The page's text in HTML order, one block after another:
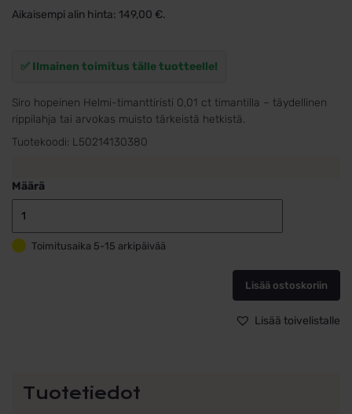
Aikaisempi alin hinta: 149,00 €.
✅ Ilmainen toimitus tälle tuotteelle!
Siro hopeinen Helmi-timanttiristi 0,01 ct timantilla – täydellinen
rippilahja tai arvokas muisto tärkeistä hetkistä.
Tuotekoodi: L50214130380
Määrä
Timantilla
määrä
Toimitusaika 5-15 arkipäivää
Lisää ostoskoriin
Lisää toivelistalle
Tuotetiedot